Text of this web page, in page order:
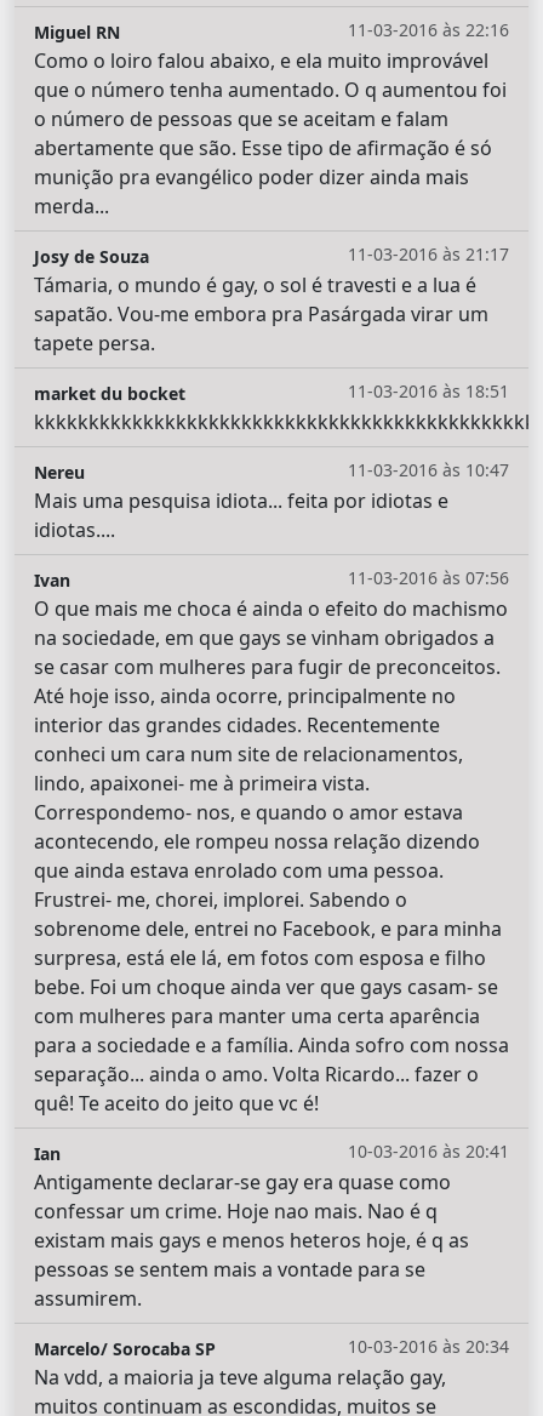
11-03-2016 às 22:16
Miguel RN
Como o loiro falou abaixo, e ela muito improvável
que o número tenha aumentado. O q aumentou foi
o número de pessoas que se aceitam e falam
abertamente que são. Esse tipo de afirmação é só
munição pra evangélico poder dizer ainda mais
merda...
11-03-2016 às 21:17
Josy de Souza
Támaria, o mundo é gay, o sol é travesti e a lua é
sapatão. Vou-me embora pra Pasárgada virar um
tapete persa.
11-03-2016 às 18:51
market du bocket
11-03-2016 às 10:47
Nereu
Mais uma pesquisa idiota... feita por idiotas e
idiotas....
11-03-2016 às 07:56
Ivan
O que mais me choca é ainda o efeito do machismo
na sociedade, em que gays se vinham obrigados a
se casar com mulheres para fugir de preconceitos.
Até hoje isso, ainda ocorre, principalmente no
interior das grandes cidades. Recentemente
conheci um cara num site de relacionamentos,
lindo, apaixonei- me à primeira vista.
Correspondemo- nos, e quando o amor estava
acontecendo, ele rompeu nossa relação dizendo
que ainda estava enrolado com uma pessoa.
Frustrei- me, chorei, implorei. Sabendo o
sobrenome dele, entrei no Facebook, e para minha
surpresa, está ele lá, em fotos com esposa e filho
bebe. Foi um choque ainda ver que gays casam- se
com mulheres para manter uma certa aparência
para a sociedade e a família. Ainda sofro com nossa
separação... ainda o amo. Volta Ricardo... fazer o
quê! Te aceito do jeito que vc é!
10-03-2016 às 20:41
Ian
Antigamente declarar-se gay era quase como
confessar um crime. Hoje nao mais. Nao é q
existam mais gays e menos heteros hoje, é q as
pessoas se sentem mais a vontade para se
assumirem.
10-03-2016 às 20:34
Marcelo/ Sorocaba SP
Na vdd, a maioria ja teve alguma relação gay,
muitos continuam as escondidas, muitos se